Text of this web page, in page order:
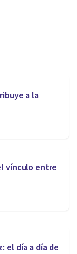
sexual
a la
vínculo entre
vive la
bien»
el día a día de